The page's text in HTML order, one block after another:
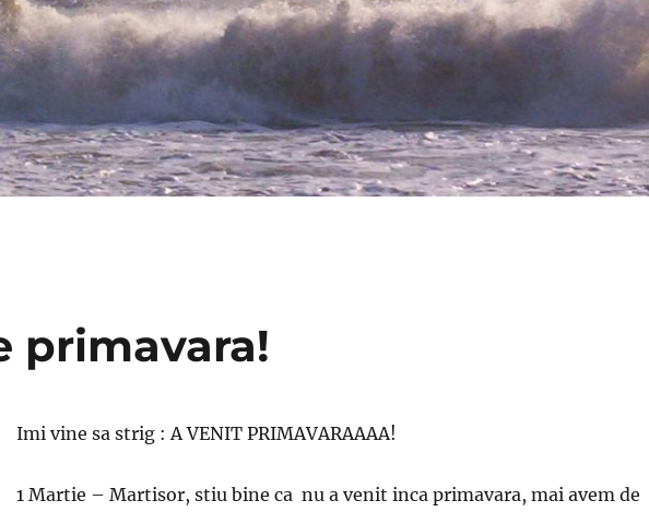
primavara!
Imi vine sa strig : A VENIT PRIMAVARAAAA!
1 Martie – Martisor, stiu bine ca nu a venit inca primavara, mai avem de